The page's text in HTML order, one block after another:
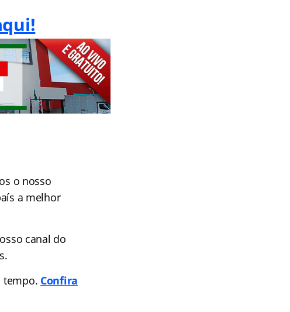
o nosso
a melhor
canal do
tempo. Confira